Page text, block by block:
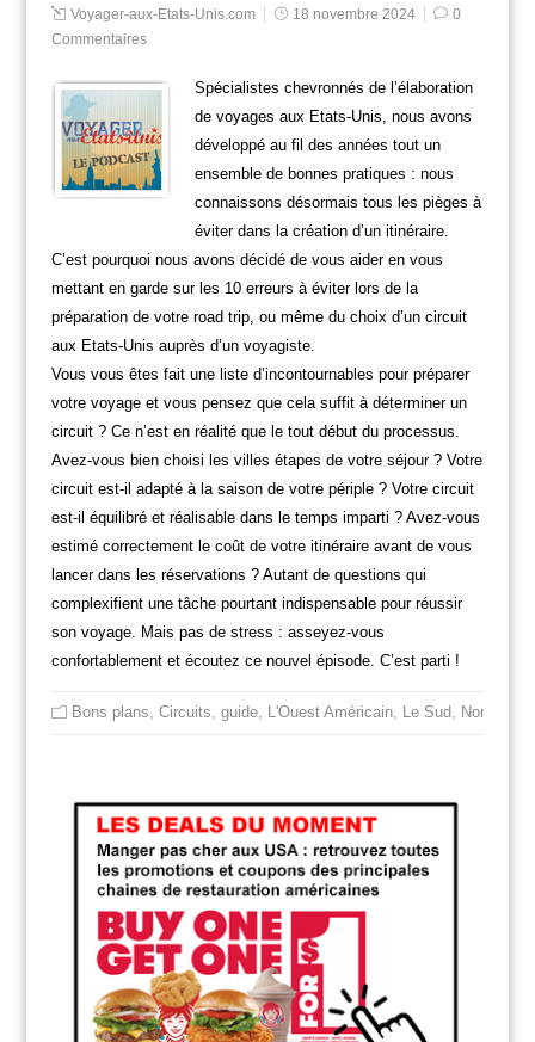
Voyager-aux-Etats-Unis.com 18 novembre 2024
0
Commentaires
Spécialistes chevronnés de l’élaboration
de voyages aux Etats-Unis, nous avons
développé au fil des années tout un
ensemble de bonnes pratiques : nous
connaissons désormais tous les pièges à
éviter dans la création d’un itinéraire.
C’est pourquoi nous avons décidé de vous aider en vous
mettant en garde sur les 10 erreurs à éviter lors de la
préparation de votre road trip, ou même du choix d’un circuit
aux Etats-Unis auprès d’un voyagiste.
Vous vous êtes fait une liste d’incontournables pour préparer
votre voyage et vous pensez que cela suffit à déterminer un
circuit ? Ce n’est en réalité que le tout début du processus.
Avez-vous bien choisi les villes étapes de votre séjour ? Votre
circuit est-il adapté à la saison de votre périple ? Votre circuit
est-il équilibré et réalisable dans le temps imparti ? Avez-vous
estimé correctement le coût de votre itinéraire avant de vous
lancer dans les réservations ? Autant de questions qui
complexifient une tâche pourtant indispensable pour réussir
son voyage. Mais pas de stress : asseyez-vous
confortablement et écoutez ce nouvel épisode. C’est parti !
Bons plans Circuits guide, L'Ouest Américain, Le Sud Non